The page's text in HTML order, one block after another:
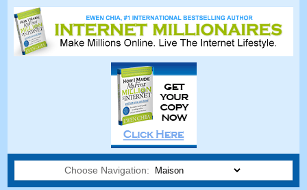
Choose Navigation: